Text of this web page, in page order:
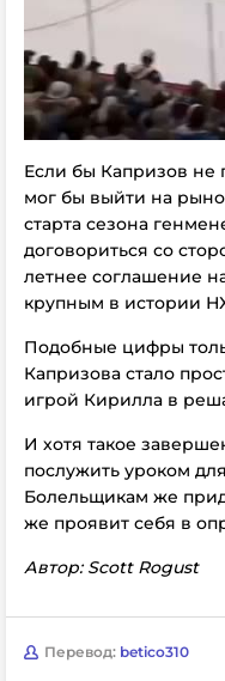
Если бы Капризов не
мог бы выйти на
старта сезона
договориться со
летнее соглашение
крупным в истории
Подобные цифры
Капризова стало
игрой Кирилла в
И хотя такое
послужить уроком
Болельщикам же
же проявит себя в
Автор: Scott Rogust
Перевод: betico310